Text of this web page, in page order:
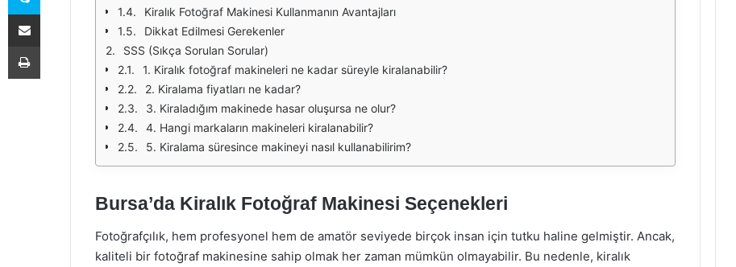
Kiralık Fotoğraf Makinesi Kullanmanın Avantajları
Dikkat Edilmesi Gerekenler
SSS (Sıkça Sorulan Sorular)
1. Kiralık fotoğraf makineleri ne kadar süreyle kiralanabilir?
2. Kiralama fiyatları ne kadar?
3. Kiraladığım makinede hasar oluşursa ne olur?
4. Hangi markaların makineleri kiralanabilir?
5. Kiralama süresince makineyi nasıl kullanabilirim?
Bursa’da Kiralık Fotoğraf Makinesi Seçenekleri
Fotoğrafçılık, hem profesyonel hem de amatör seviyede birçok insan için tutku haline gelmiştir. Ancak,
kaliteli bir fotoğraf makinesine sahip olmak her zaman mümkün olmayabilir. Bu nedenle, kiralık
E-Posta ile paylaş